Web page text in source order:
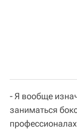
- Я вообще
заниматься